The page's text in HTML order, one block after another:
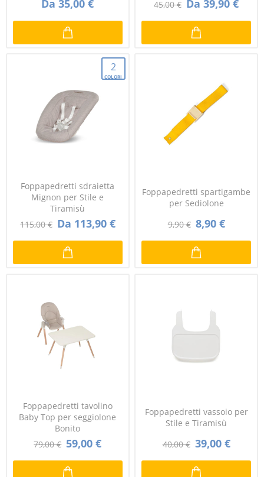
Da 35,00 € 45,00 € Da 39,90 €
2
COLORI
Foppapedretti sdraietta
Mignon per Stile e
Tiramisù
115,00 € Da 113,90 €
Foppapedretti spartigambe
per Sediolone
9,90 € 8,90 €
Foppapedretti tavolino
Baby Top per seggiolone
Bonito
79,00 € 59,00 €
Foppapedretti vassoio per
Stile e Tiramisù
40,00 € 39,00 €